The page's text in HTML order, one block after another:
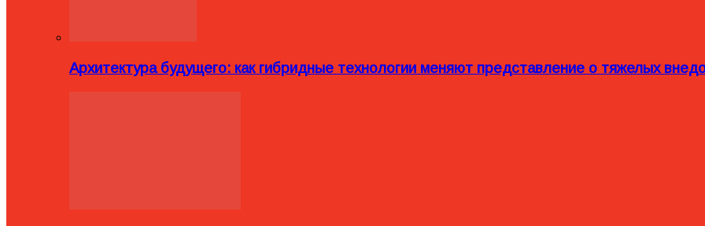
Архитектура будущего: как гибридные технологии меняют представление о тяжелых